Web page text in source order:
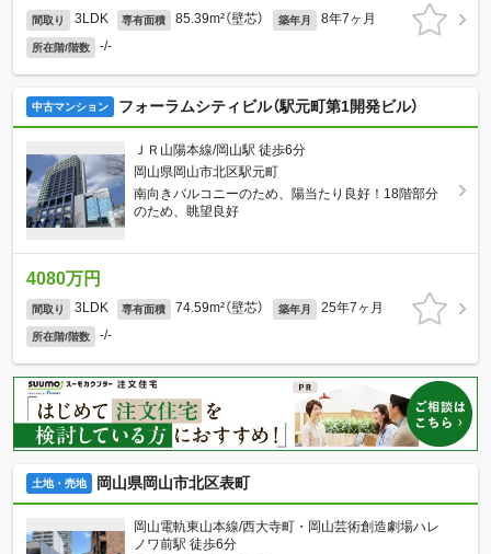
間取り 3LDK 専有面積 85.39m²（壁芯） 築年月 8年7ヶ月
所在階/階数 -/-
中古マンション フォーラムシティビル（駅元町第1開発ビル）
ＪＲ山陽本線/岡山駅 徒歩6分
岡山県岡山市北区駅元町
南向きバルコニーのため、陽当たり良好！18階部分
のため、眺望良好
4080万円
間取り 3LDK 専有面積 74.59m²（壁芯） 築年月 25年7ヶ月
所在階/階数 -/-
土地・売地 岡山県岡山市北区表町
岡山電軌東山本線/西大寺町・岡山芸術創造劇場ハレ
ノワ前駅 徒歩6分